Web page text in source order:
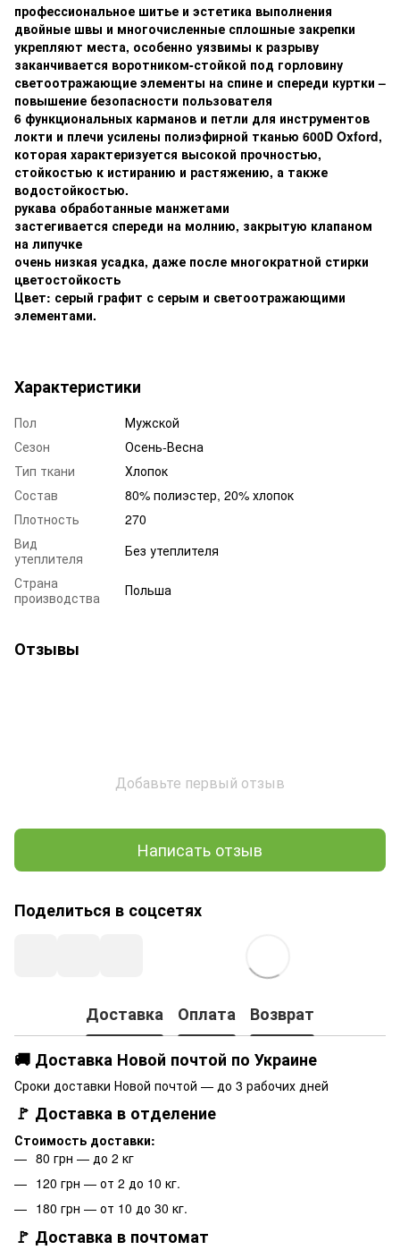
профессиональное шитье и эстетика выполнения
двойные швы и многочисленные сплошные закрепки
укрепляют места, особенно уязвимы к разрыву
заканчивается воротником-стойкой под горловину
светоотражающие элементы на спине и спереди куртки –
повышение безопасности пользователя
6 функциональных карманов и петли для инструментов
локти и плечи усилены полиэфирной тканью 600D Oxford,
которая характеризуется высокой прочностью,
стойкостью к истиранию и растяжению, а также
водостойкостью.
рукава обработанные манжетами
застегивается спереди на молнию, закрытую клапаном
на липучке
очень низкая усадка, даже после многократной стирки
цветостойкость
Цвет: серый графит с серым и светоотражающими
элементами.
Характеристики
Пол
Мужской
Сезон
Осень-Весна
Тип ткани
Хлопок
Состав
80% полиэстер, 20% хлопок
Плотность
270
Вид
утеплителя
Без утеплителя
Страна
производства
Польша
Отзывы
Добавьте первый отзыв
Написать отзыв
Поделиться в соцсетях
Доставка Оплата
Возврат
🚚 Доставка Новой почтой по Украине
Сроки доставки Новой почтой — до 3 рабочих дней
🚩 Доставка в отделение
Стоимость доставки:
80 грн — до 2 кг
120 грн — от 2 до 10 кг.
180 грн — от 10 до 30 кг.
🚩 Доставка в почтомат